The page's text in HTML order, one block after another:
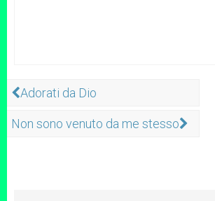
Adorati da Dio
Non sono venuto da me stesso